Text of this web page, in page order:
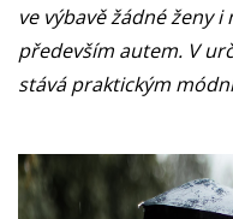
ve výbavě žádné ženy
především autem. V
stává praktickým